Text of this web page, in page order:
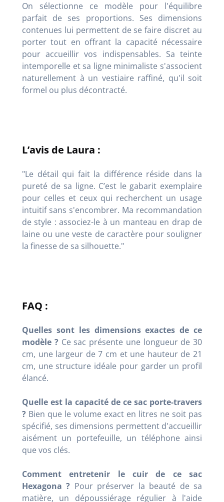
On sélectionne ce modèle pour l'équilibre
parfait de ses proportions. Ses dimensions
contenues lui permettent de se faire discret au
porter tout en offrant la capacité nécessaire
pour accueillir vos indispensables. Sa teinte
intemporelle et sa ligne minimaliste s'associent
naturellement à un vestiaire raffiné, qu'il soit
formel ou plus décontracté.
L’avis de Laura :
"Le détail qui fait la différence réside dans la
pureté de sa ligne. C’est le gabarit exemplaire
pour celles et ceux qui recherchent un usage
intuitif sans s'encombrer. Ma recommandation
de style : associez-le à un manteau en drap de
laine ou une veste de caractère pour souligner
la finesse de sa silhouette."
FAQ :
Quelles sont les dimensions exactes de ce
modèle ?Ce sac présente une longueur de 30
cm, une largeur de 7 cm et une hauteur de 21
cm, une structure idéale pour garder un profil
élancé.
Quelle est la capacité de ce sac porte-travers
? Bien que le volume exact en litres ne soit pas
spécifié, ses dimensions permettent d'accueillir
aisément un portefeuille, un téléphone ainsi
que vos clés.
Comment entretenir le cuir de ce sac
Hexagona ? Pour préserver la beauté de sa
matière, un dépoussiérage régulier à l'aide